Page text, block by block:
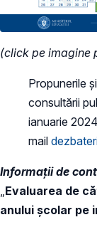
(click pe imagine
Propunerile
consultării
ianuarie
mail
Informații de
Evaluarea de
anului școlar pe